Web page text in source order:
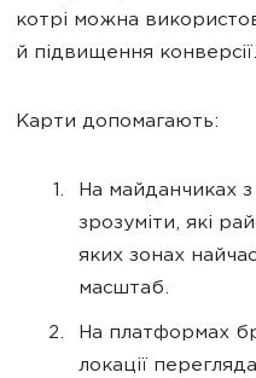
котрі можна
й підвищення конверсії.
Карти допомагають:
На майданчиках
зрозуміти, які
яких зонах
масштаб.
На платформах
локації